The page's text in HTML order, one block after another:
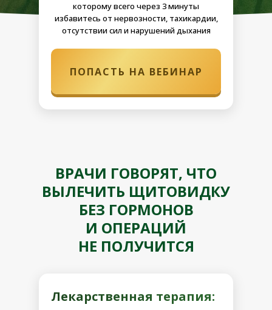
которому всего через 3 минуты
избавитесь от нервозности, тахикардии,
отсутствии сил и нарушений дыхания
ПОПАСТЬ НА ВЕБИНАР
ВРАЧИ ГОВОРЯТ, ЧТО
ВЫЛЕЧИТЬ ЩИТОВИДКУ
БЕЗ ГОРМОНОВ
И ОПЕРАЦИЙ
НЕ ПОЛУЧИТСЯ
Лекарственная терапия: